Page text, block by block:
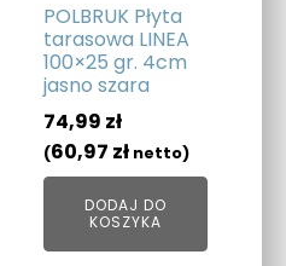
POLBRUK Płyta
tarasowa LINEA
100×25 gr. 4cm
jasno szara
74,99 zł
(60,97 złnetto)
DODAJ DO
KOSZYKA